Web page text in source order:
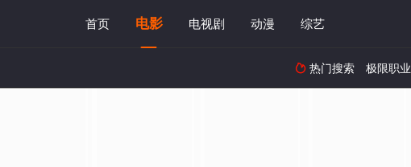
首页 电影 电视剧 动漫 综艺
 热门搜索 极限职业